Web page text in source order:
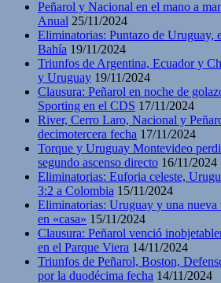
Peñarol y Nacional en el mano a
Anual 25/11/2024
Eliminatorias: Puntazo de Uruguay,
Bahía 19/11/2024
Triunfos de Argentina, Ecuador y
y Uruguay 19/11/2024
Clausura: Peñarol en noche de
Sporting en el CDS 17/11/2024
River, Cerro Laro, Nacional y
decimotercera fecha 17/11/2024
Torque y Uruguay Montevideo
segundo ascenso directo 16/11/2024
Eliminatorias: Euforia celeste,
3:2 a Colombia 15/11/2024
Eliminatorias: Uruguay y una
en «casa» 15/11/2024
Clausura: Peñarol venció
en el Parque Viera 14/11/2024
Triunfos de Peñarol, Boston,
por la duodécima fecha 14/11/2024